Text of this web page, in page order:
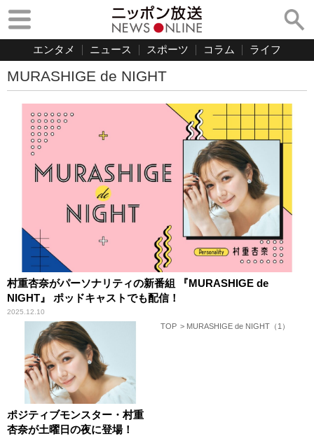
エンタメ ニュース スポーツ コラム ライフ
MURASHIGE de NIGHT
村重杏奈がパーソナリティの新番組 『MURASHIGE de
NIGHT』 ポッドキャストでも配信！
2025.12.10
ポジティブモンスター・村重
杏奈が土曜日の夜に登場！
TOP MURASHIGE de NIGHT（1）